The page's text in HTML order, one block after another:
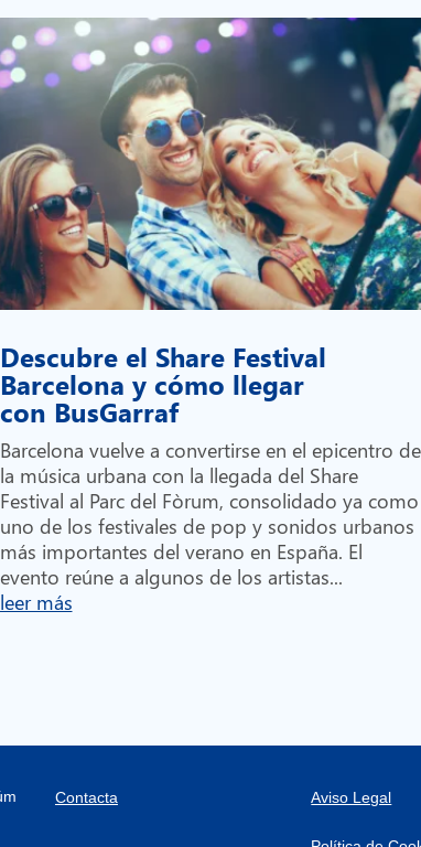
Descubre el Share Festival
Barcelona y cómo llegar
con BusGarraf
Barcelona vuelve a convertirse en el epicentro de
la música urbana con la llegada del Share
Festival al Parc del Fòrum, consolidado ya como
uno de los festivales de pop y sonidos urbanos
más importantes del verano en España. El
evento reúne a algunos de los artistas...
leer más
Contacta Aviso Legal